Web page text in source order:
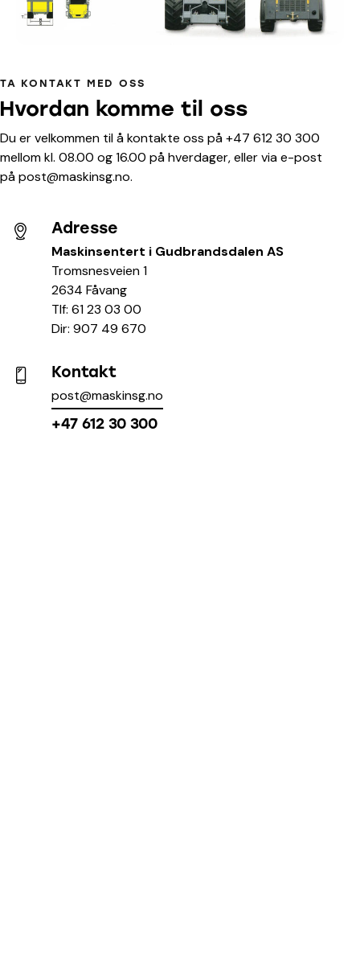
TA KONTAKT MED OSS
Hvordan komme til oss
Du er velkommen til å kontakte oss på +47 612 30 300
mellom kl. 08.00 og 16.00 på hverdager, eller via e-post
på post@maskinsg.no.
Adresse
Maskinsentert i Gudbrandsdalen AS
Tromsnesveien 1
2634 Fåvang
Tlf: 61 23 03 00
Dir: 907 49 670
Kontakt
post@maskinsg.no
+47 612 30 300